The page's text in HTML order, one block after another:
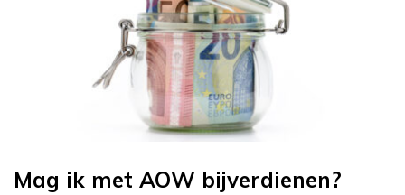
Mag ik met AOW bijverdienen?